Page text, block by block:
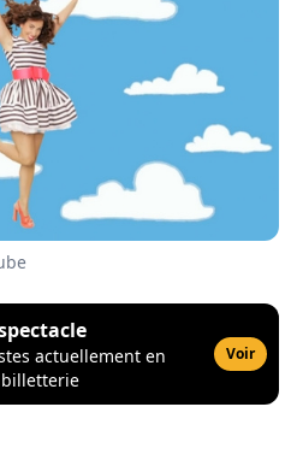
actuellement en
Voir